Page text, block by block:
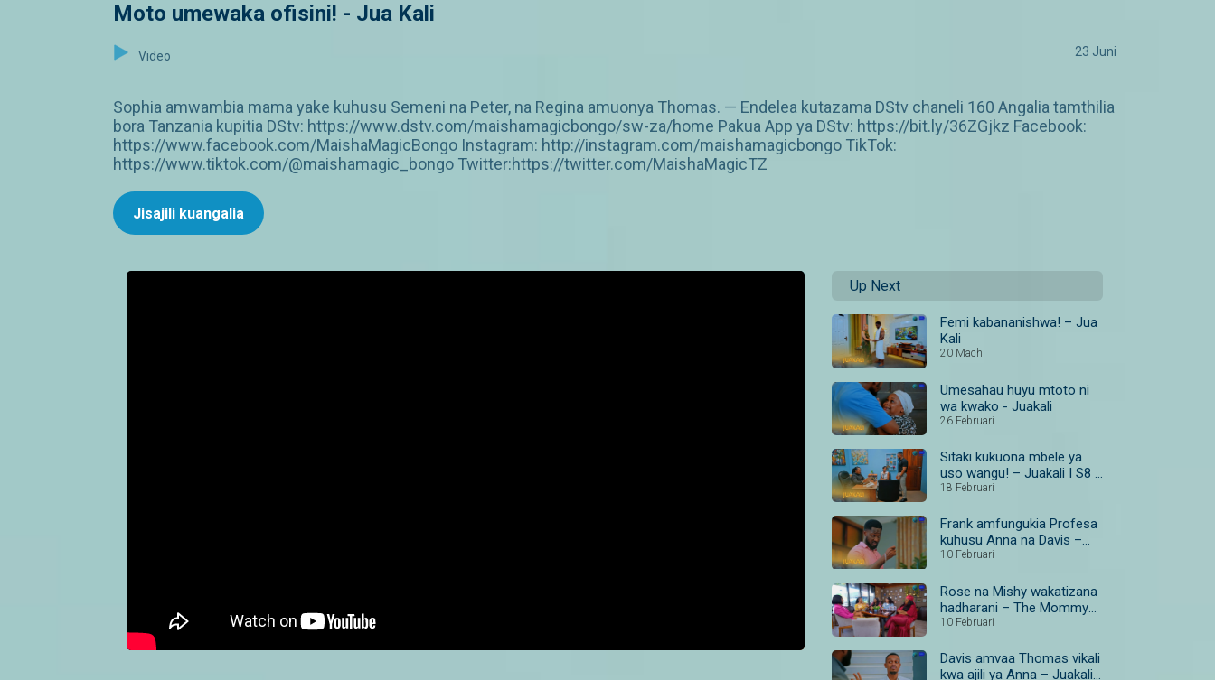
Moto umewaka ofisini! - Jua Kali
Video 23 Juni
Sophia amwambia mama yake kuhusu Semeni na Peter, na Regina amuonya Thomas. — Endelea kutazama DStv chaneli 160 Angalia tamthilia
bora Tanzania kupitia DStv: https://www.dstv.com/maishamagicbongo/sw-za/home Pakua App ya DStv: https://bit.ly/36ZGjkz Facebook:
https://www.facebook.com/MaishaMagicBongo Instagram: http://instagram.com/maishamagicbongo TikTok:
https://www.tiktok.com/@maishamagic_bongo Twitter:https://twitter.com/MaishaMagicTZ
Jisajili kuangalia
Up Next
Femi kabananishwa! – Jua
Kali
20 Machi
Umesahau huyu mtoto ni
wa kwako - Juakali
26 Februari
Sitaki kukuona mbele ya
uso wangu! – Juakali I S8 I
Ep 185 I Maisha Magic
18 Februari
Frank amfungukia Profesa
kuhusu Anna na Davis –
Juakali I S8 I Ep 179–181 I
10 Februari
Rose na Mishy wakatizana
hadharani – The Mommy
Club I S1 I Ep 4 I Maisha
10 Februari
Davis amvaa Thomas vikali
kwa ajili ya Anna – Juakali I